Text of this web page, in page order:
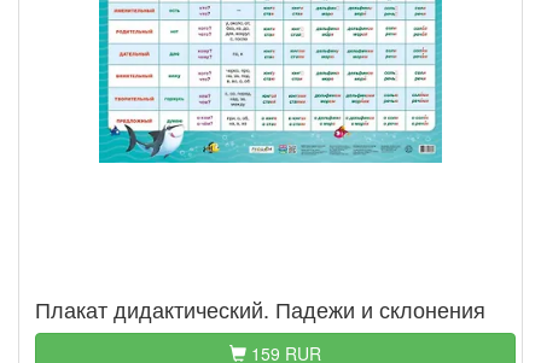
Плакат дидактический. Падежи и склонения
159 RUR